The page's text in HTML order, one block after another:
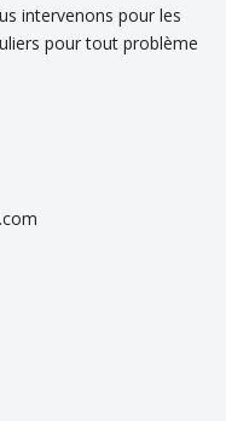
intervenons pour les
pour tout problème